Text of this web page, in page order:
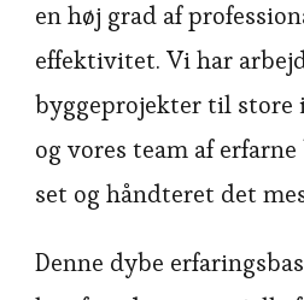
en høj grad af
effektivitet. Vi har
byggeprojekter til
og vores team af
set og håndteret det
Denne dybe